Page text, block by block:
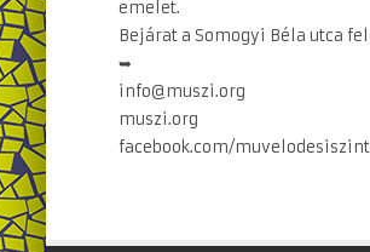
emelet.
Bejárat a Somogyi Béla utca
➥
info@muszi.org
muszi.org
facebook.com/muvelodesiszint